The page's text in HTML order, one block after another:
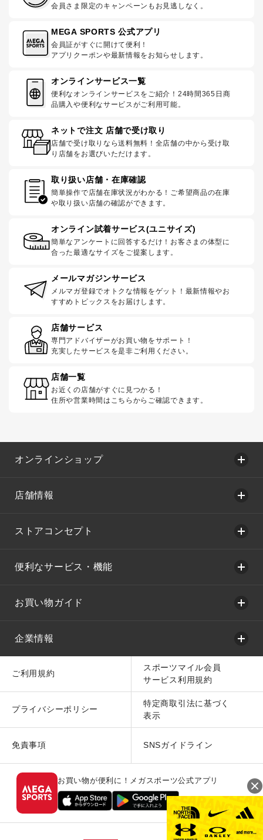
会員さま限定のキャンペーンもお見逃しなく。
MEGA SPORTS 公式アプリ
会員証がすぐに開けて便利！
アプリクーポンや最新情報をお知らせします。
オンラインサービス一覧
便利なオンラインサービスをご紹介！24時間365日商
品購入や便利なサービスがご利用可能。
ネットで注文 店舗で受け取り
店舗で受け取りなら送料無料！全店舗の中から受け取
り店舗をお選びいただけます。
取り扱い店舗・在庫確認
簡単操作で店舗在庫状況がわかる！ご希望商品の在庫
や取り扱い店舗の確認ができます。
オンライン試着サービス(ユニサイズ)
簡単なアンケートに回答するだけ！お客さまの体型に
合った最適なサイズをご提案します。
メールマガジンサービス
メルマガ登録でオトクな情報をゲット！最新情報やお
すすめトピックスをお届けします。
店舗サービス
専門アドバイザーがお買い物をサポート！
充実したサービスを是非ご利用ください。
店舗一覧
お近くの店舗がすぐに見つかる！
住所や営業時間はこちらからご確認できます。
オンラインショップ
店舗情報
ストアコンセプト
便利なサービス・機能
お買い物ガイド
企業情報
ご利用規約
スポーツマイル会員
サービス利用規約
プライバシーポリシー
特定商取引法に基づく
表示
免責事項 SNSガイドライン
お買い物が便利に！メガスポーツ公式アプリ